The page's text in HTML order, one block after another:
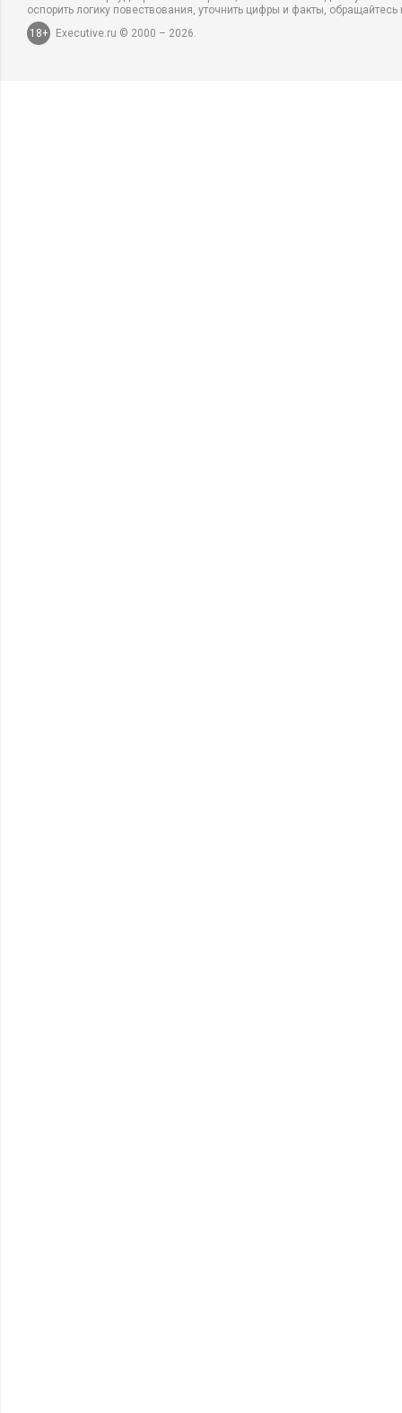
оспорить логику повествования, уточнить цифры и факты,
18+
Executive.ru © 2000 – 2026.